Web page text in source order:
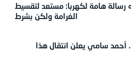
رسالة هامة لكهربا: مستعد لتقسيط
الغرامة ولكن بشرط
الزمالك 2023.. أحمد سامي يعلن انتقال هذا